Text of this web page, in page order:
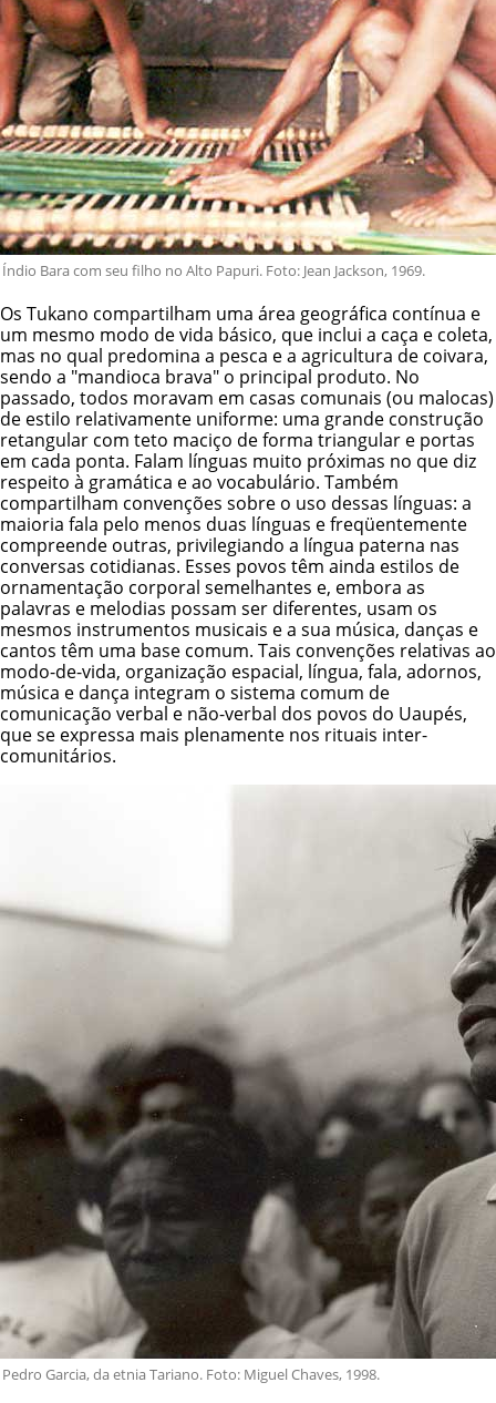
Índio Bara com seu filho no Alto Papuri. Foto: Jean Jackson, 1969.
Os Tukano compartilham uma área geográfica contínua e
um mesmo modo de vida básico, que inclui a caça e coleta,
mas no qual predomina a pesca e a agricultura de coivara,
sendo a "mandioca brava" o principal produto. No
passado, todos moravam em casas comunais (ou malocas)
de estilo relativamente uniforme: uma grande construção
retangular com teto maciço de forma triangular e portas
em cada ponta. Falam línguas muito próximas no que diz
respeito à gramática e ao vocabulário. Também
compartilham convenções sobre o uso dessas línguas: a
maioria fala pelo menos duas línguas e freqüentemente
compreende outras, privilegiando a língua paterna nas
conversas cotidianas. Esses povos têm ainda estilos de
ornamentação corporal semelhantes e, embora as
palavras e melodias possam ser diferentes, usam os
mesmos instrumentos musicais e a sua música, danças e
cantos têm uma base comum. Tais convenções relativas ao
modo-de-vida, organização espacial, língua, fala, adornos,
música e dança integram o sistema comum de
comunicação verbal e não-verbal dos povos do Uaupés,
que se expressa mais plenamente nos rituais inter-
comunitários.
Pedro Garcia, da etnia Tariano. Foto: Miguel Chaves, 1998.